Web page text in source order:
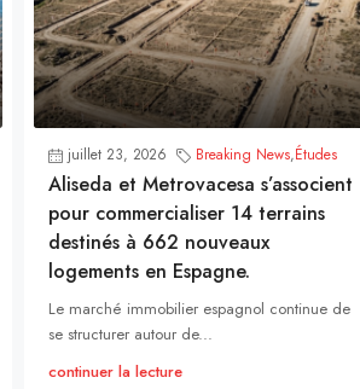
juillet 23, 2026 Breaking News,Études
Aliseda et Metrovacesa s’associent
pour commercialiser 14 terrains
destinés à 662 nouveaux
logements en Espagne.
Le marché immobilier espagnol continue de
se structurer autour de...
continuer la lecture